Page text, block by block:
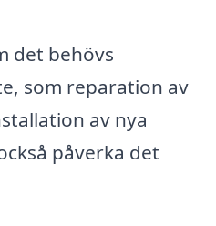
det behövs
som reparation av
av nya
påverka det